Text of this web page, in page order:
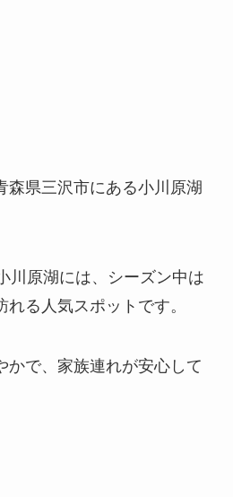
森県三沢市にある小川原湖
川原湖には、シーズン中は
る人気スポットです。
かで、家族連れが安心して